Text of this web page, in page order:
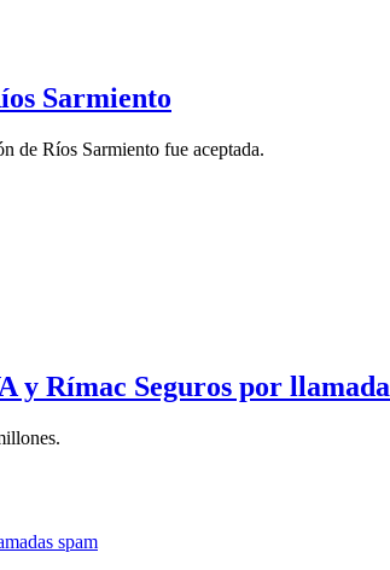
Sarmiento
de Ríos Sarmiento fue aceptada.
Rímac Seguros por